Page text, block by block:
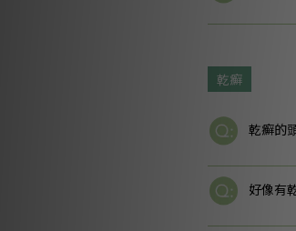
乾癬
乾癬的
好像有